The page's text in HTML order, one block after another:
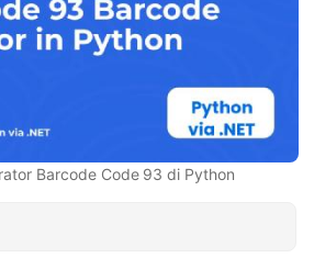
Barcode Code 93 di Python